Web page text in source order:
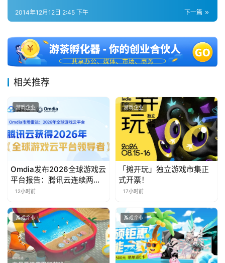
第
三
届
金
茶
7
3
0
日
游
茶
下一篇
2014年12月12日 2:45 下午
相关推荐
游戏企业
Omdia发布2026全球游戏云
平台报告：腾讯云连续两年
入选“领导者”象限
12小时前
游戏企业
「摊开玩」独立游戏市集正
式开票！
17小时前
游戏企业 游戏企业